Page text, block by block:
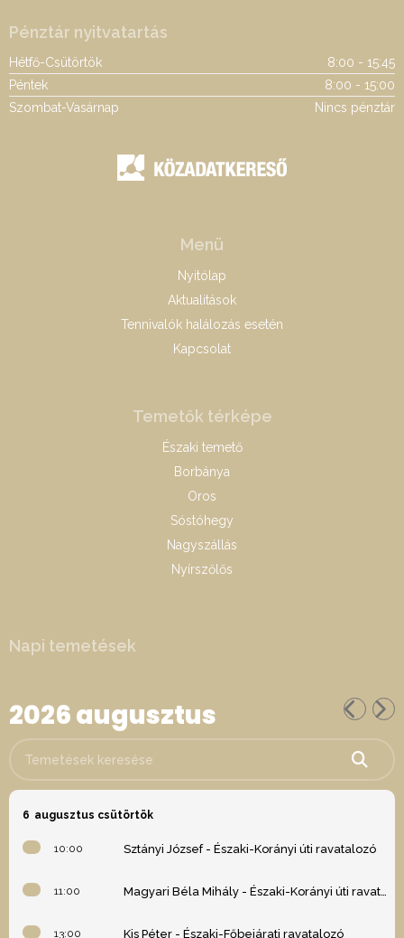
Pénztár nyitvatartás
Hétfő-Csütörtök
8:00 - 15:45
Péntek
8:00 - 15:00
Szombat-Vasárnap
Nincs pénztár
Menü
Nyitólap
Aktualitások
Tennivalók halálozás esetén
Kapcsolat
Temetők térképe
Északi temető
Borbánya
Oros
Sóstóhegy
Nagyszállás
Nyírszőlős
Napi temetések
2026 augusztus
6 augusztus csütörtök
10:00 Sztányi József - Északi-Korányi úti ravatalozó
11:00 Magyari Béla Mihály - Északi-Korányi úti ravatalozó
13:00 Kis Péter - Északi-Főbejárati ravatalozó